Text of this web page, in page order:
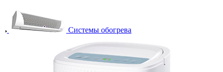
Системы обогрева